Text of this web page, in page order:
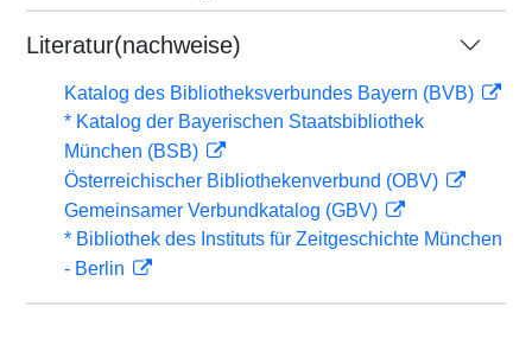
Literatur(nachweise)
Katalog des Bibliotheksverbundes Bayern (BVB)
* Katalog der Bayerischen Staatsbibliothek
München (BSB)
Österreichischer Bibliothekenverbund (OBV)
Gemeinsamer Verbundkatalog (GBV)
* Bibliothek des Instituts für Zeitgeschichte München
- Berlin